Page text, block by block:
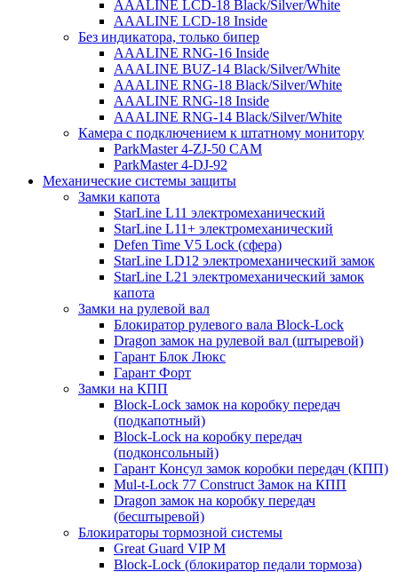
AAALINE LCD-18 Black/Silver/White
AAALINE LCD-18 Inside
Без индикатора, только бипер
AAALINE RNG-16 Inside
AAALINE BUZ-14 Black/Silver/White
AAALINE RNG-18 Black/Silver/White
AAALINE RNG-18 Inside
AAALINE RNG-14 Black/Silver/White
Камера с подключением к штатному монитору
ParkMaster 4-ZJ-50 CAM
ParkMaster 4-DJ-92
Механические системы защиты
Замки капота
StarLine L11 электромеханический
StarLine L11+ электромеханический
Defen Time V5 Lock (сфера)
StarLine LD12 электромеханический замок
StarLine L21 электромеханический замок
капота
Замки на рулевой вал
Блокиратор рулевого вала Block-Lock
Dragon замок на рулевой вал (штыревой)
Гарант Блок Люкс
Гарант Форт
Замки на КПП
Block-Lock замок на коробку передач
(подкапотный)
Block-Lock на коробку передач
(подконсольный)
Гарант Консул замок коробки передач (КПП)
Mul-t-Lock 77 Construct Замок на КПП
Dragon замок на коробку передач
(бесштыревой)
Блокираторы тормозной системы
Great Guard VIP M
Block-Lock (блокиратор педали тормоза)